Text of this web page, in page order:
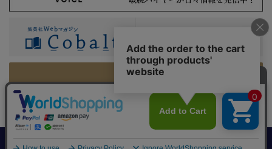
PC版を表示
利用規約 特定商取引法に基づく表示 プライバシーガイドライン
©SHUEISHA Inc. All Rights Reserved.